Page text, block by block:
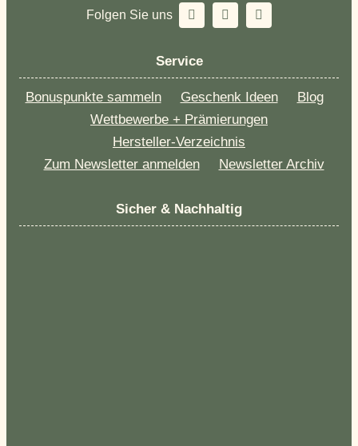
Folgen Sie uns
Service
Bonuspunkte sammeln Geschenk Ideen
Blog
Wettbewerbe + Prämierungen
Hersteller-Verzeichnis
Zum Newsletter anmelden
Newsletter Archiv
Sicher & Nachhaltig